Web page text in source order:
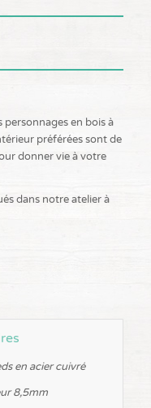
personnages en bois à
préférées sont de
donner vie à votre
dans notre atelier à
en acier cuivré
8,5mm